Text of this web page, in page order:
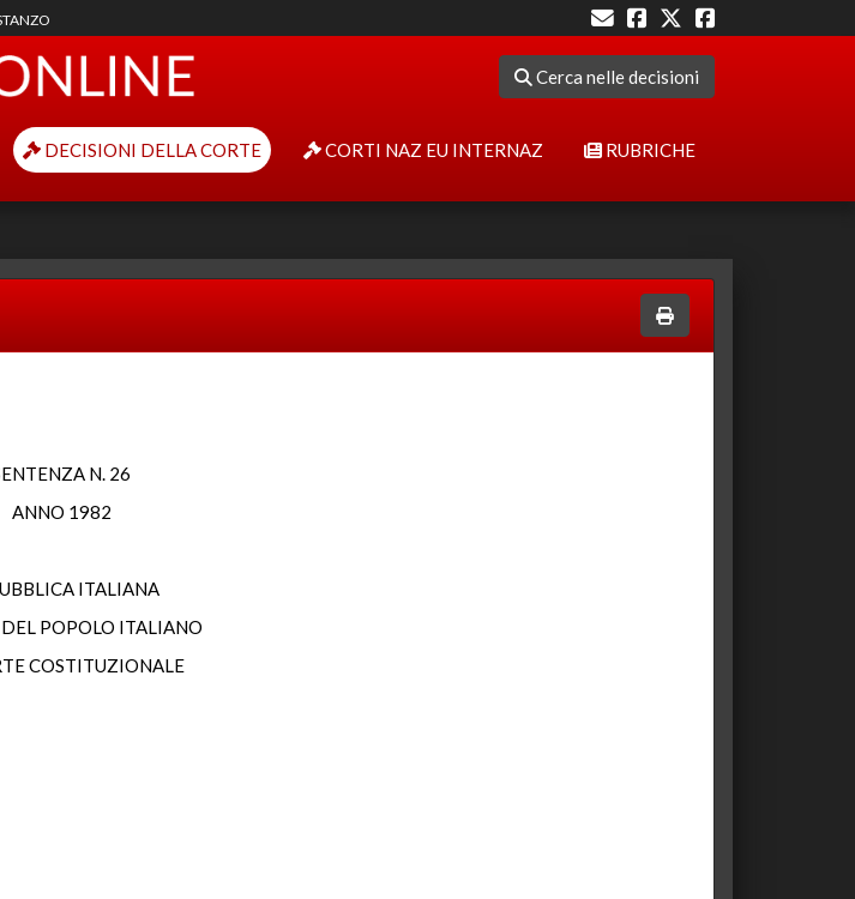
Cerca nelle decisioni
DECISIONI DELLA CORTE CORTI NAZ EU INTERNAZ RUBRICHE
N. 26
ANNO 1982
ITALIANA
POPOLO ITALIANO
COSTITUZIONALE